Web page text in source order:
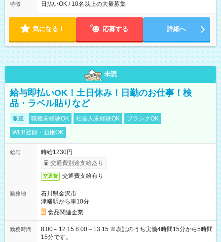
特徴 日払いOK / 10名以上の大量募集
気になる！ 応募する 詳細へ
未読
給与即払いOK！土日休み！日勤のお仕事！検
品・ラベル貼りなど
派遣 職種未経験OK 社会人未経験OK
ブランクOK
WEB登録・面接OK
給与
時給1230円
交通費別途支給あり
交通費 交通費支給有り
勤務地
石川県金沢市
津幡駅から車10分
食品関連企業
勤務時間
8:00～12:15 8:00～13:15 ※表記のうち実働4時間15分から5時間
15分です。